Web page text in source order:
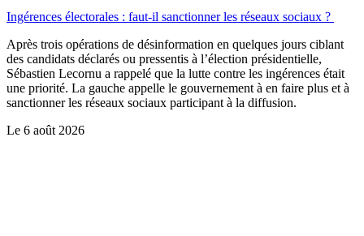
Ingérences électorales : faut-il sanctionner les réseaux sociaux ?
Après trois opérations de désinformation en quelques jours ciblant
des candidats déclarés ou pressentis à l’élection présidentielle,
Sébastien Lecornu a rappelé que la lutte contre les ingérences était
une priorité. La gauche appelle le gouvernement à en faire plus et à
sanctionner les réseaux sociaux participant à la diffusion.
Le 6 août 2026